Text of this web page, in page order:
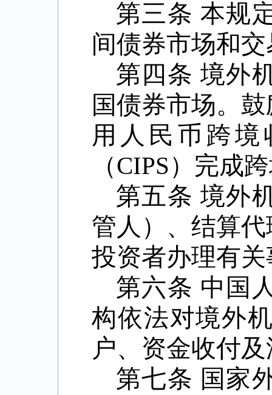
第三条 本规
间债券市场和
第四条 境外
国债券市场。
用人民币跨
（CIPS）完成
第五条 境外
管人）、结算
投资者办理有
第六条 中国
构依法对境外
户、资金收付
第七条 国家